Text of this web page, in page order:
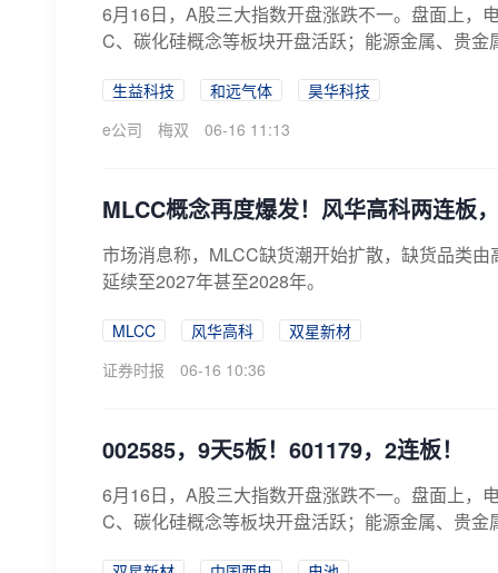
6月16日，A股三大指数开盘涨跌不一。盘面上，
C、碳化硅概念等板块开盘活跃；能源金属、贵
生益科技 和远气体
昊华科技
e公司
梅双 06-16 11:13
MLCC概念再度爆发！风华高科两连板
市场消息称，MLCC缺货潮开始扩散，缺货品类
延续至2027年甚至2028年。
MLCC 风华高科
双星新材
证券时报
06-16 10:36
002585，9天5板！601179，2连板！
6月16日，A股三大指数开盘涨跌不一。盘面上，
C、碳化硅概念等板块开盘活跃；能源金属、贵